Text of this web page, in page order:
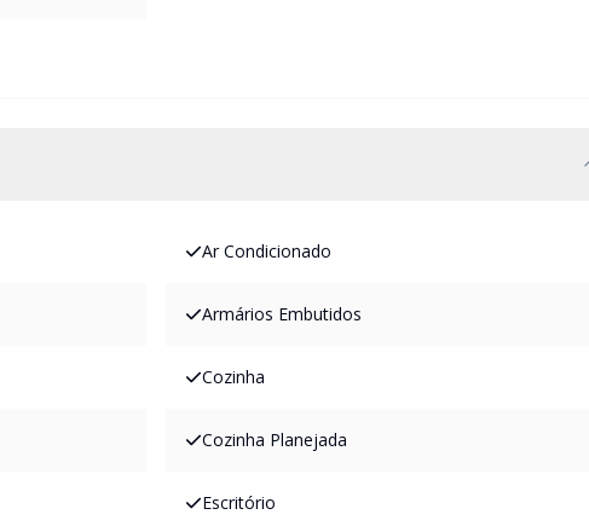
Ar Condicionado
Armários Embutidos
Cozinha
Cozinha Planejada
Escritório